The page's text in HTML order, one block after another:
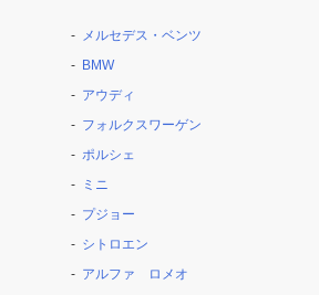
メルセデス・ベンツ
BMW
アウディ
フォルクスワーゲン
ポルシェ
ミニ
プジョー
シトロエン
アルファ ロメオ